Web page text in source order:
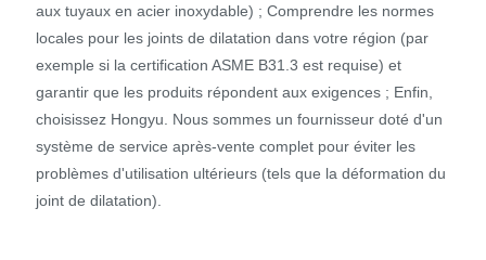
aux tuyaux en acier inoxydable) ; Comprendre les normes
locales pour les joints de dilatation dans votre région (par
exemple si la certification ASME B31.3 est requise) et
garantir que les produits répondent aux exigences ; Enfin,
choisissez Hongyu. Nous sommes un fournisseur doté d'un
système de service après-vente complet pour éviter les
problèmes d'utilisation ultérieurs (tels que la déformation du
joint de dilatation).